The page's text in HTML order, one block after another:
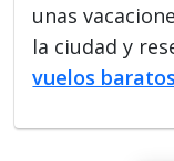
unas
la ciudad y
vuelos